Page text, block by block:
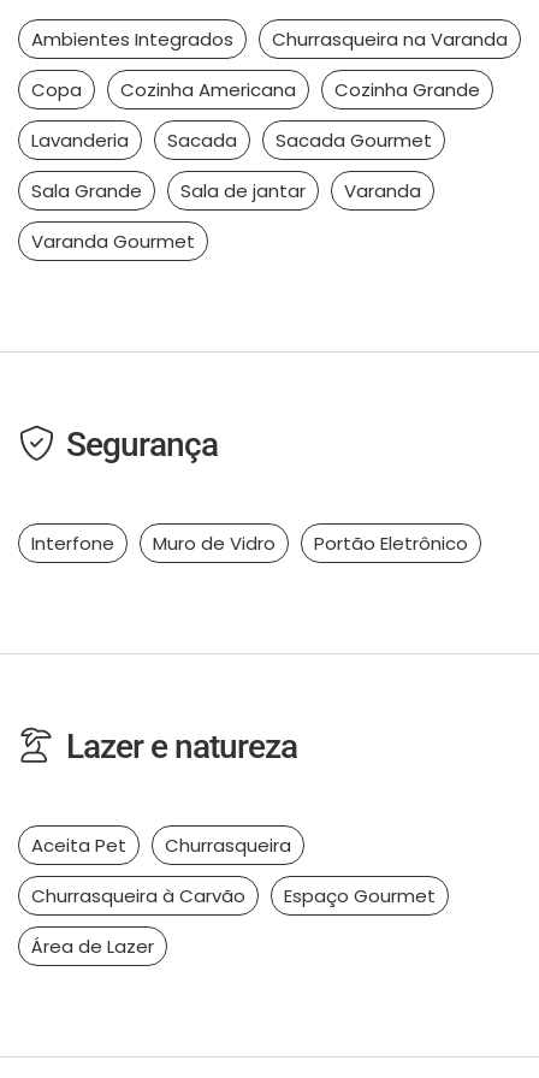
Ambientes Integrados
Churrasqueira na Varanda
Copa
Cozinha Americana
Cozinha Grande
Lavanderia
Sacada
Sacada Gourmet
Sala Grande
Sala de jantar
Varanda
Varanda Gourmet
Segurança
Interfone Muro de Vidro Portão Eletrônico
Lazer e natureza
Aceita Pet
Churrasqueira
Churrasqueira à Carvão
Espaço Gourmet
Área de Lazer